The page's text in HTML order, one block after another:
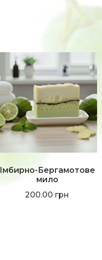
Імбирно-Бергамотове
мило
200.00 грн